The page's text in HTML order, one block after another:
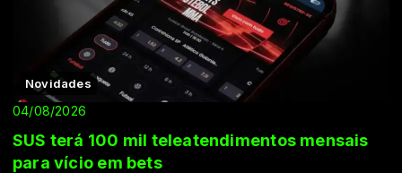
Novidades
04/08/2026
SUS terá 100 mil teleatendimentos mensais
para vício em bets